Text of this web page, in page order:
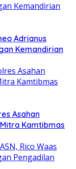
Adrianus
Kemandirian
Asahan
Kamtibmas